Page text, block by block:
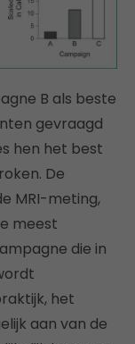
B als beste
gevraagd
hen het best
De
MRI-meting,
meest
die in
het
aan van de